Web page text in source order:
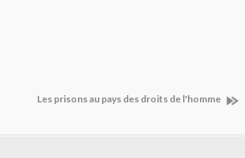
Les prisons au pays des droits de l'homme